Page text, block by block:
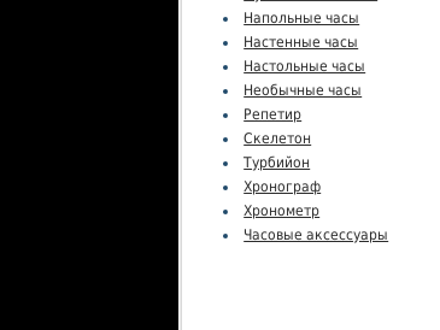
Напольные часы
Настенные часы
Настольные часы
Необычные часы
Репетир
Скелетон
Турбийон
Хронограф
Хронометр
Часовые аксессуары